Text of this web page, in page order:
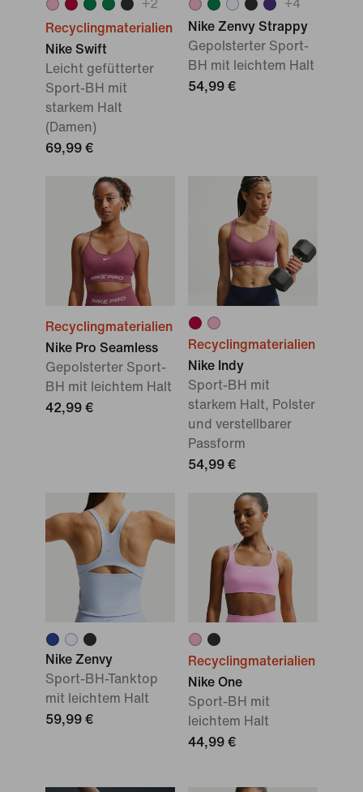
+2
Recyclingmaterialien
Nike Swift
Leicht gefütterter
Sport-BH mit
starkem Halt
(Damen)
69,99 €
+4
Nike Zenvy Strappy
Gepolsterter Sport-
BH mit leichtem Halt
54,99 €
Recyclingmaterialien
Nike Pro Seamless
Gepolsterter Sport-
BH mit leichtem Halt
42,99 €
Recyclingmaterialien
Nike Indy
Sport-BH mit
starkem Halt, Polster
und verstellbarer
Passform
54,99 €
Nike Zenvy
Sport-BH-Tanktop
mit leichtem Halt
59,99 €
Recyclingmaterialien
Nike One
Sport-BH mit
leichtem Halt
44,99 €